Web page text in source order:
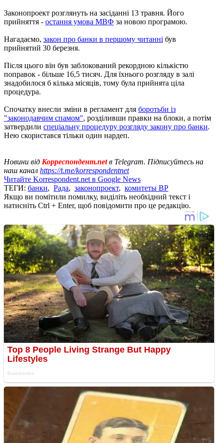
Законопроект розглянуть на засіданні 13 травня. Його
прийняття - остання умова МВФ за новою програмою.
Нагадаємо, закон про банки в першому читанні був
прийнятий 30 березня.
Після цього він був заблокований рекордною кількістю
поправок - більше 16,5 тисяч. Для їхнього розгляду в залі
знадобилося б кілька місяців, тому була прийнята ціла
процедура.
Спочатку внесли зміни в регламент для боротьби із
"законодавчим спамом", розділивши правки на блоки, а потім
затвердили спеціальну процедуру розгляду закону про банки.
Нею скористався тільки один нардеп.
Новини від Корреспондент.netв Telegram. Підписуйтесь на
наш канал https://t.me/korrespondentnet
Читайте Korrespondent.net в Google News
ТЕГИ: банки, Рада, законопроект, комитеты ВР
Якщо ви помітили помилку, виділіть необхідний текст і
натисніть Ctrl + Enter, щоб повідомити про це редакцію.